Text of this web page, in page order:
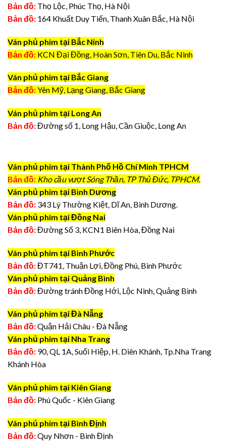
Bản đồ: Thọ Lộc, Phúc Thọ, Hà Nội
Bản đồ: 164 Khuất Duy Tiến, Thanh Xuân Bắc, Hà Nội
Ván phủ phim tại Bắc Ninh
Bản đồ: KCN Đại Đồng, Hoàn Sơn, Tiên Du, Bắc Ninh
Ván phủ phim tại Bắc Giang
Bản đồ:Yên Mỹ, Lạng Giang, Bắc Giang
Ván phủ phim tại Long An
Bản đồ:Đường số 1, Long Hậu, Cần Giuộc, Long An
Ván phủ phim tại Thành Phố Hồ Chí Minh TPHCM
Bản đồ: Kho cầu vượt Sóng Thần, TP Thủ Đức, TPHCM.
Ván phủ phim tại Bình Dương
Bản đồ: 343 Lý Thường Kiệt, Dĩ An, Bình Dương.
Ván phủ phim tại Đồng Nai
Bản đồ:Đường Số 3, KCN1 Biên Hòa, Đồng Nai
Ván phủ phim tại Bình Phước
Bản đồ:ĐT741, Thuận Lợi, Đồng Phú, Bình Phước
Ván phủ phim tại Quảng Bình
Bản đồ:Đường tránh Đồng Hới, Lộc Ninh, Quảng Bình
Ván phủ phim tại Đà Nẵng
Bản đồ:Quận Hải Châu - Đà Nẵng
Ván phủ phim tại Nha Trang
Bản đồ: 90, QL 1A, Suối Hiệp, H. Diên Khánh, Tp.Nha Trang
Khánh Hòa
Ván phủ phim tại Kiên Giang
Bản đồ: Phú Quốc - Kiên Giang
Ván phủ phim tại Bình Định
Bản đồ:Quy Nhơn - Bình Định